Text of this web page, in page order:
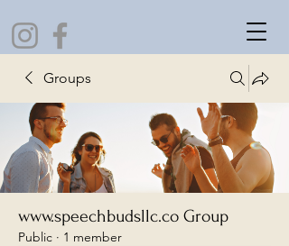
Groups
www.speechbudsllc.co Group
Public · 1 member